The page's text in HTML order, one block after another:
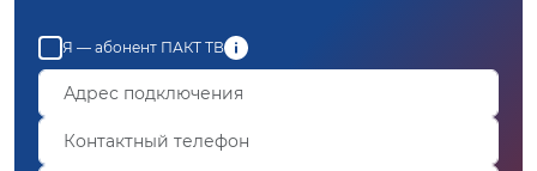
Я — абонент ПАКТ ТВ